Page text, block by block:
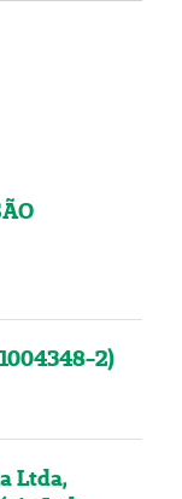
2)
Ltda,